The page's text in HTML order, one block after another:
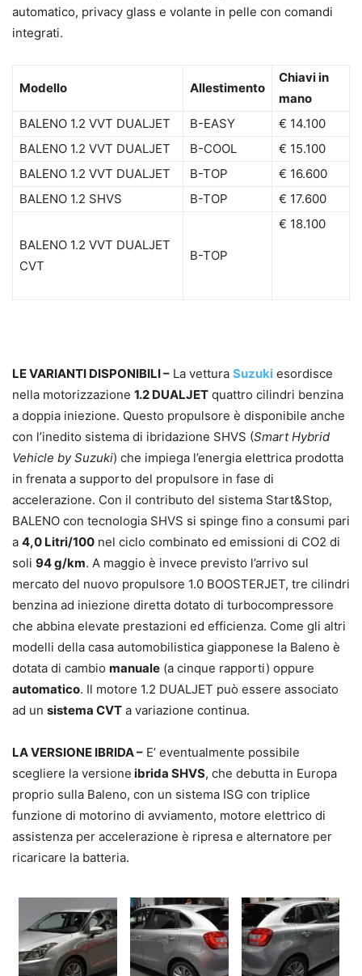
automatico, privacy glass e volante in pelle con comandi
integrati.
Modello Allestimento
Chiavi in
mano
BALENO 1.2 VVT DUALJET
B-EASY
€ 14.100
BALENO 1.2 VVT DUALJET
B-COOL
€ 15.100
BALENO 1.2 VVT DUALJET
B-TOP
€ 16.600
BALENO 1.2 SHVS
B-TOP € 17.600
BALENO 1.2 VVT DUALJET
CVT
B-TOP
€ 18.100
LE VARIANTI DISPONIBILI – La vettura Suzuki esordisce
nella motorizzazione 1.2 DUALJET quattro cilindri benzina
a doppia iniezione. Questo propulsore è disponibile anche
con l’inedito sistema di ibridazione SHVS (Smart Hybrid
Vehicle by Suzuki) che impiega l’energia elettrica prodotta
in frenata a supporto del propulsore in fase di
accelerazione. Con il contributo del sistema Start&Stop,
BALENO con tecnologia SHVS si spinge fino a consumi pari
a 4,0 Litri/100 nel ciclo combinato ed emissioni di CO2 di
soli 94 g/km. A maggio è invece previsto l’arrivo sul
mercato del nuovo propulsore 1.0 BOOSTERJET, tre cilindri
benzina ad iniezione diretta dotato di turbocompressore
che abbina elevate prestazioni ed efficienza. Come gli altri
modelli della casa automobilistica giapponese la Baleno è
dotata di cambio manuale (a cinque rapporti) oppure
automatico. Il motore 1.2 DUALJET può essere associato
ad un sistema CVT a variazione continua.
LA VERSIONE IBRIDA – E’ eventualmente possibile
scegliere la versione ibrida SHVS, che debutta in Europa
proprio sulla Baleno, con un sistema ISG con triplice
funzione di motorino di avviamento, motore elettrico di
assistenza per accelerazione è ripresa e alternatore per
ricaricare la batteria.